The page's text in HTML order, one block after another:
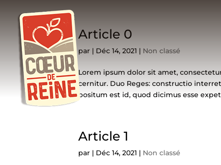
Article 0
par | Déc 14, 2021 | Non classé
Lorem ipsum dolor sit amet,
cernitur. Duo Reges: constructio
positum est id, quod dicimus esse
Article 1
par | Déc 14, 2021 | Non classé